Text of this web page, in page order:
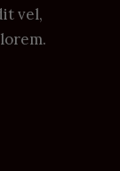
vel,